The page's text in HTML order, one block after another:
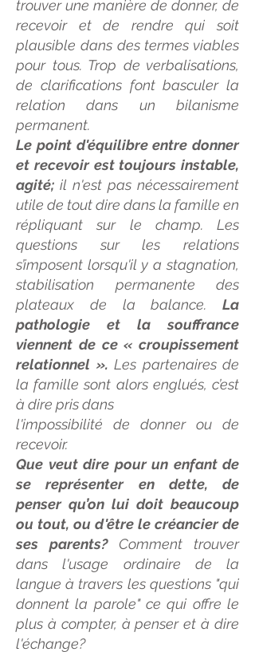
trouver une manière de donner, de
recevoir et de rendre qui soit
plausible dans des termes viables
pour tous. Trop de verbalisations,
de clarifications font basculer la
relation dans un bilanisme
permanent.
Le point d'équilibre entre donner
et recevoir est toujours instable,
agité; il n'est pas nécessairement
utile de tout dire dans la famille en
répliquant sur le champ. Les
questions sur les relations
s’imposent lorsqu'il y a stagnation,
stabilisation permanente des
plateaux de la balance. La
pathologie et la souffrance
viennent de ce « croupissement
relationnel ». Les partenaires de
la famille sont alors englués, c’est
à dire pris dans
l'impossibilité de donner ou de
recevoir.
Que veut dire pour un enfant de
se représenter en dette, de
penser qu’on lui doit beaucoup
ou tout, ou d'être le créancier de
ses parents? Comment trouver
dans l'usage ordinaire de la
langue à travers les questions "qui
donnent la parole" ce qui offre le
plus à compter, à penser et à dire
l'échange?